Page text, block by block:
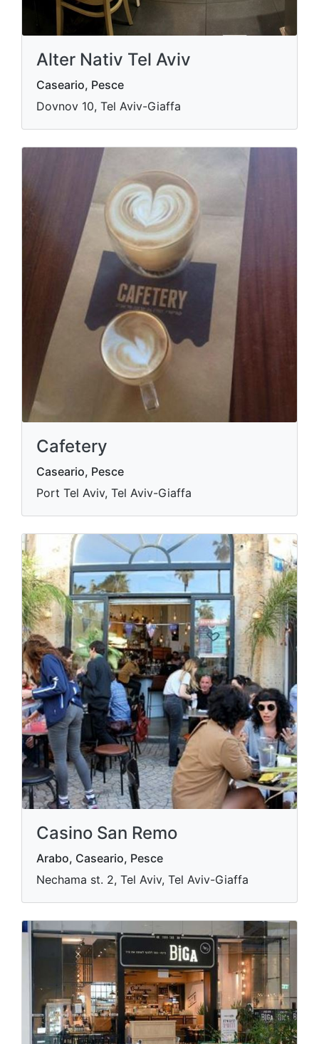
Alter Nativ Tel Aviv
Caseario, Pesce
Dovnov 10, Tel Aviv-Giaffa
Cafetery
Caseario, Pesce
Port Tel Aviv, Tel Aviv-Giaffa
Casino San Remo
Arabo, Caseario, Pesce
Nechama st. 2, Tel Aviv, Tel Aviv-Giaffa